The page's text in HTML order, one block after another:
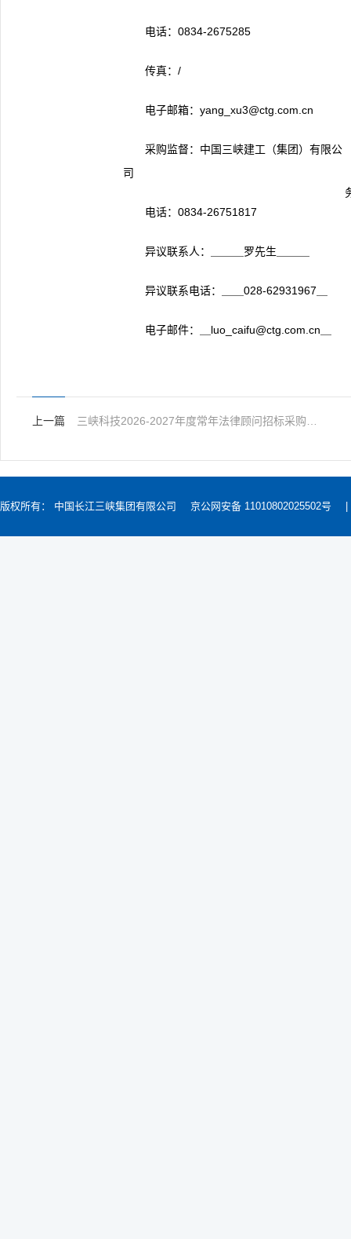
电话：0834-2675285
传真：/
电子邮箱：yang_xu3@ctg.com.cn
采购监督：中国三峡建工（集团）有限公
司
电话：0834-26751817
异议联系人：＿＿＿罗先生＿＿＿
异议联系电话：＿＿028-62931967＿
电子邮件：＿luo_caifu@ctg.com.cn＿
上一篇
版权所有： 中国长江三峡集团有限公司 京公网安备 11010802025502号